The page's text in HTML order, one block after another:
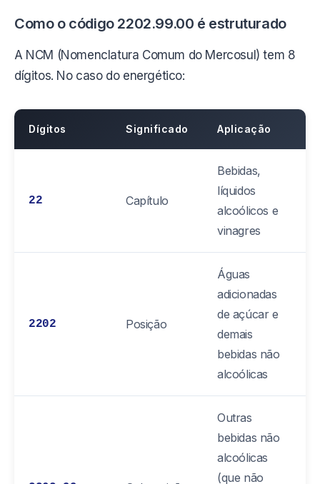
Como o código 2202.99.00 é estruturado
A NCM (Nomenclatura Comum do Mercosul) tem 8
dígitos. No caso do energético:
Dígitos Significado Aplicação
22 Capítulo
Bebidas,
líquidos
alcoólicos e
vinagres
2202 Posição
Águas
adicionadas
de açúcar e
demais
bebidas não
alcoólicas
Outras
bebidas não
alcoólicas
(que não